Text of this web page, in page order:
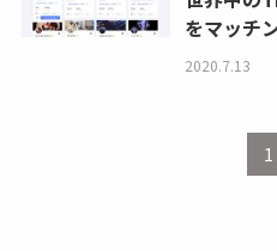
をマッチ
2020.7.13
1